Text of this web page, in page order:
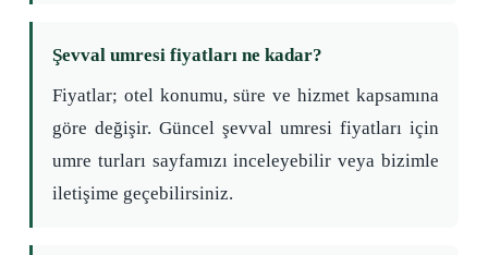
Şevval umresi fiyatları ne kadar?
Fiyatlar; otel konumu, süre ve hizmet kapsamına
göre değişir. Güncel şevval umresi fiyatları için
umre turları sayfamızı inceleyebilir veya bizimle
iletişime geçebilirsiniz.